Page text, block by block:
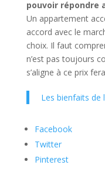
pouvoir répondre
Un appartement
accord avec le
choix. Il faut
n’est pas toujours
s’aligne à ce prix
Les bienfaits de
Facebook
Twitter
Pinterest